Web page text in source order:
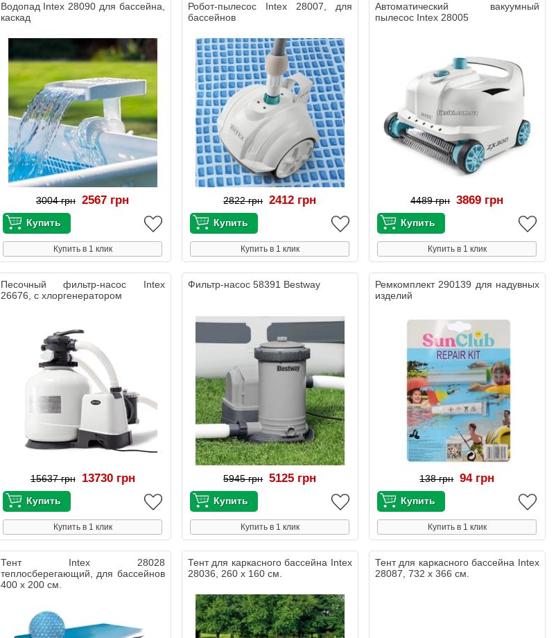
Водопад Intex 28090 для бассейна,
каскад
3004 грн 2567 грн
Купить в 1 клик
Робот-пылесос Intex 28007, для
бассейнов
2822 грн 2412 грн
Купить в 1 клик
Автоматический вакуумный
пылесос Intex 28005
4489 грн 3869 грн
Купить в 1 клик
Песочный фильтр-насос Intex
26676, с хлоргенератором
15637 грн 13730 грн
Купить в 1 клик
Фильтр-насос 58391 Bestway
5945 грн 5125 грн
Купить в 1 клик
Ремкомплект 290139 для надувных
изделий
138 грн 94 грн
Купить в 1 клик
Тент Intex 28028
теплосберегающий, для бассейнов
400 х 200 см.
Тент для каркасного бассейна Intex
28036, 260 х 160 см.
Тент для каркасного бассейна Intex
28087, 732 х 366 см.